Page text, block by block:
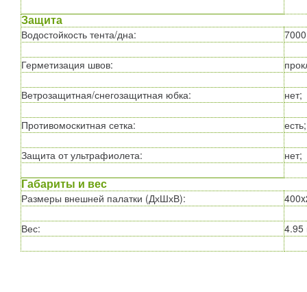
Защита
Водостойкость тента/дна:
Герметизация швов:
Ветрозащитная/снегозащитная юбка: нет;
Противомоскитная сетка: есть;
Защита от ультрафиолета: нет;
Габариты и вес
Размеры внешней палатки (ДхШхВ):
Вес: 4.95